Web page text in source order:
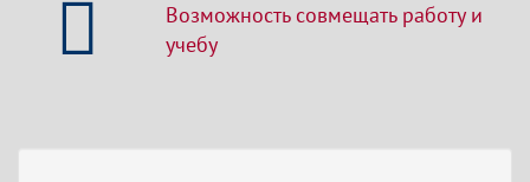
Возможность совмещать работу и
учебу